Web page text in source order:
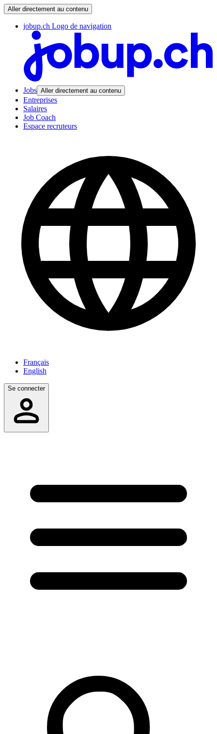
Aller directement au contenu
jobup.ch Logo de navigation
Jobs Aller directement au contenu
Entreprises
Salaires
Job Coach
Espace recruteurs
Français
English
Se connecter